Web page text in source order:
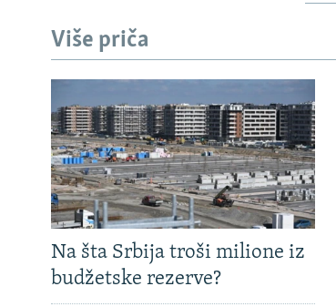
Više priča
Na šta Srbija troši milione iz
budžetske rezerve?